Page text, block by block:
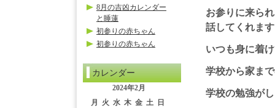
お参りに来ら
話してくれま
いつも身に着
学校から家ま
学校の勉強が
8月の吉凶カレンダー
と睡蓮
初参りの赤ちゃん
初参りの赤ちゃん
カレンダー
2024年2月
月
火 水 木 金 土
日